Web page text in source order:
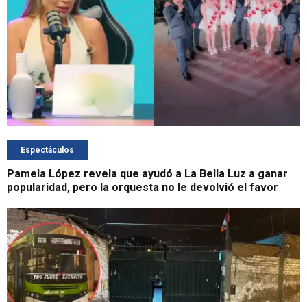
Espectáculos
Pamela López revela que ayudó a La Bella Luz a ganar
popularidad, pero la orquesta no le devolvió el favor